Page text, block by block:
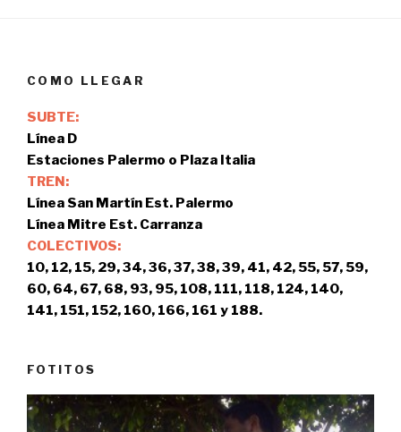
COMO LLEGAR
SUBTE:
Línea D
Estaciones Palermo o Plaza Italia
TREN:
Línea San Martín Est. Palermo
Línea Mitre Est. Carranza
COLECTIVOS:
10, 12, 15, 29, 34, 36, 37, 38, 39, 41, 42, 55, 57, 59,
60, 64, 67, 68, 93, 95, 108, 111, 118, 124, 140,
141, 151, 152, 160, 166, 161 y 188.
FOTITOS